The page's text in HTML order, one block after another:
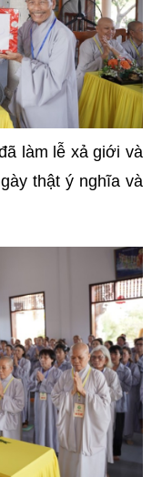
làm lễ xả giới và
thật ý nghĩa và